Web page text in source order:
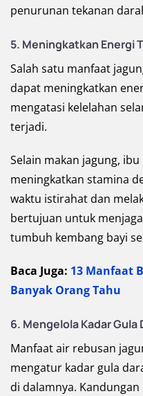
penurunan tekanan
5. Meningkatkan Energi
Salah satu manfaat
dapat meningkatkan
mengatasi kelelahan
terjadi.
Selain makan jagung,
meningkatkan stamina
waktu istirahat dan
bertujuan untuk
tumbuh kembang bayi
Baca Juga: 13 Manfaat
Banyak Orang Tahu
6. Mengelola Kadar Gula
Manfaat air rebusan
mengatur kadar gula
di dalamnya.